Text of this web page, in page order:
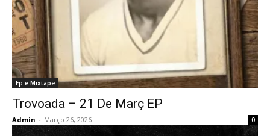
Ep e Mixtape
Trovoada – 21 De Març EP
Admin - Março 26, 2026 0